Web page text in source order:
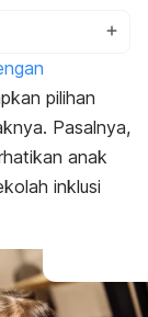
pilihan
Pasalnya,
anak
inklusi